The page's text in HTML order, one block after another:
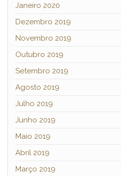
Janeiro 2020
Dezembro 2019
Novembro 2019
Outubro 2019
Setembro 2019
Agosto 2019
Julho 2019
Junho 2019
Maio 2019
Abril 2019
Março 2019